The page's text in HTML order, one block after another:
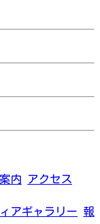
内 アクセス
アギャラリー 報